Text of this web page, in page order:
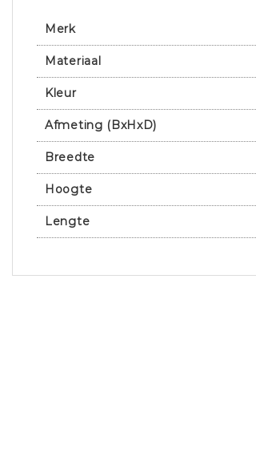
Merk
Materiaal
Kleur
Afmeting (BxHxD)
Breedte
Hoogte
Lengte